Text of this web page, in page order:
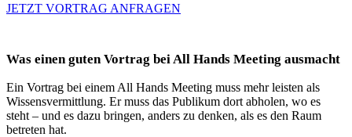
JETZT VORTRAG ANFRAGEN
Was einen guten Vortrag bei All Hands Meeting ausmacht
Ein Vortrag bei einem All Hands Meeting muss mehr leisten als
Wissensvermittlung. Er muss das Publikum dort abholen, wo es
steht – und es dazu bringen, anders zu denken, als es den Raum
betreten hat.